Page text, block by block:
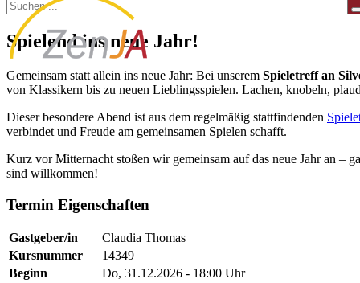
Spielend ins neue Jahr!
Gemeinsam statt allein ins neue Jahr: Bei unserem Spieletreff an
von Klassikern bis zu neuen Lieblingsspielen. Lachen, knobeln,
Dieser besondere Abend ist aus dem regelmäßig stattfindenden
verbindet und Freude am gemeinsamen Spielen schafft.
Kurz vor Mitternacht stoßen wir gemeinsam auf das neue Jahr an –
sind willkommen!
Termin Eigenschaften
Gastgeber/in
Claudia Thomas
Kursnummer
14349
Beginn
Do, 31.12.2026 - 18:00 Uhr